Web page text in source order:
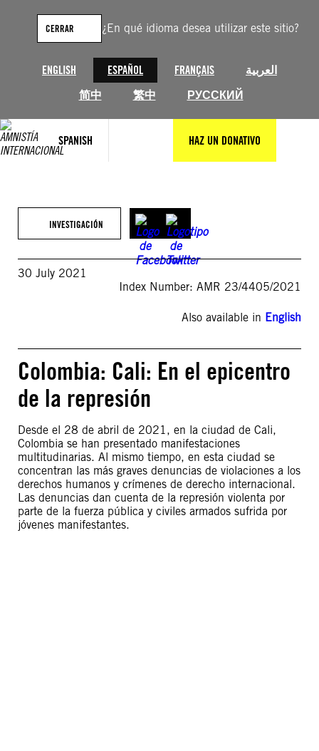
¿En qué idioma desea utilizar este sitio?
ENGLISH ESPAÑOL FRANÇAIS
العربية
简中
繁中 РУССКИЙ
CERRAR
SPANISH HAZ UN DONATIVO
contenido
INVESTIGACIÓN
30 July 2021
Index Number: AMR 23/4405/2021
Also available in English
Colombia: Cali: En el epicentro
de la represión
Desde el 28 de abril de 2021, en la ciudad de Cali,
Colombia se han presentado manifestaciones
multitudinarias. Al mismo tiempo, en esta ciudad se
concentran las más graves denuncias de violaciones a los
derechos humanos y crímenes de derecho internacional.
Las denuncias dan cuenta de la represión violenta por
parte de la fuerza pública y civiles armados sufrida por
jóvenes manifestantes.